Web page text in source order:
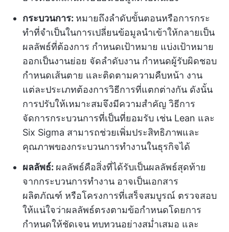
กระบวนการ: หมายถึงลำดับขั้นตอนหรือการกระ
ทำที่จำเป็นในการเปลี่ยนข้อมูลนำเข้าให้กลายเป็น
ผลลัพธ์ที่ต้องการ กำหนดเป้าหมาย แบ่งเป้าหมาย
ออกเป็นงานย่อย จัดลำดับงาน กำหนดผู้รับผิดชอบ
กำหนดเส้นตาย และติดตามความคืบหน้า งาน
แต่ละประเภทต้องการวิธีการที่แตกต่างกัน ดังนั้น
การปรับให้เหมาะสมจึงมีความสำคัญ วิธีการ
จัดการกระบวนการที่เป็นที่ยอมรับ เช่น Lean และ
Six Sigma สามารถช่วยเพิ่มประสิทธิภาพและ
คุณภาพของกระบวนการทำงานในธุรกิจได้
ผลลัพธ์: ผลลัพธ์คือสิ่งที่ได้รับเป็นผลลัพธ์สุดท้าย
จากกระบวนการทำงาน อาจเป็นเอกสาร
ผลิตภัณฑ์ หรือโครงการที่เสร็จสมบูรณ์ ตรวจสอบ
ให้แน่ใจว่าผลลัพธ์ตรงตามข้อกำหนดโดยการ
กำหนดให้ชัดเจน ทบทวนอย่างสม่ำเสมอ และ